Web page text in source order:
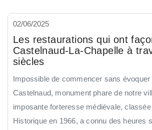
02/06/2025
Les restaurations qui ont
Castelnaud-La-Chapelle à
siècles
Impossible de commencer sans évoquer
Castelnaud, monument phare de notre
imposante forteresse médiévale,
Historique en 1966, a connu des heures